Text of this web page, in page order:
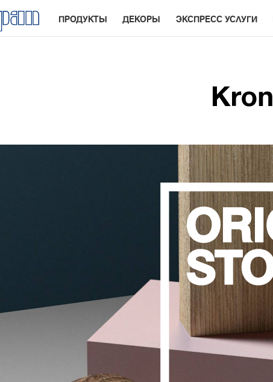
ПРОДУКТЫ ДЕКОРЫ ЭКСПРЕСС УСЛУГИ